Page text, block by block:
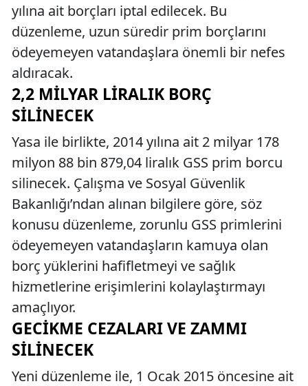
yılına ait borçları iptal edilecek. Bu
düzenleme, uzun süredir prim borçlarını
ödeyemeyen vatandaşlara önemli bir nefes
aldıracak.
2,2 MILYAR LIRALIK BORÇ
SILINECEK
Yasa ile birlikte, 2014 yılına ait 2 milyar 178
milyon 88 bin 879,04 liralık GSS prim borcu
silinecek. Çalışma ve Sosyal Güvenlik
Bakanlığı’ndan alınan bilgilere göre, söz
konusu düzenleme, zorunlu GSS primlerini
ödeyemeyen vatandaşların kamuya olan
borç yüklerini hafifletmeyi ve sağlık
hizmetlerine erişimlerini kolaylaştırmayı
amaçlıyor.
GECIKME CEZALARI VE ZAMMI
SILINECEK
Yeni düzenleme ile, 1 Ocak 2015 öncesine ait